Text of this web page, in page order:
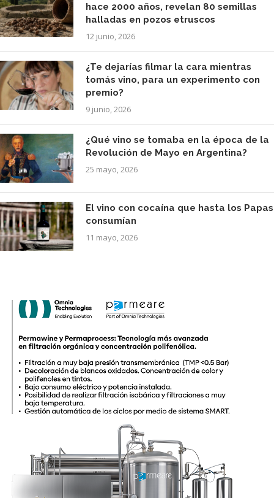
hace 2000 años, revelan 80 semillas
halladas en pozos etruscos
12 junio, 2026
¿Te dejarías filmar la cara mientras
tomás vino, para un experimento con
premio?
9 junio, 2026
¿Qué vino se tomaba en la época de la
Revolución de Mayo en Argentina?
25 mayo, 2026
El vino con cocaína que hasta los Papas
consumían
11 mayo, 2026